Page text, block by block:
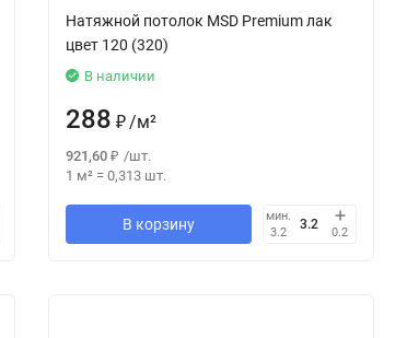
Натяжной потолок MSD Premium лак
цвет 120 (320)
В наличии
288 ₽/м²
921,60 ₽ /шт.
1 м²= 0,313 шт.
В корзину
мин.
3.2
0.2